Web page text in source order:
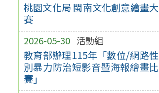
桃園文化局 閩南文化創意繪畫大
賽
2026-05-30 活動組
教育部辦理115年「數位/網路性
別暴力防治短影音暨海報繪畫比
賽」